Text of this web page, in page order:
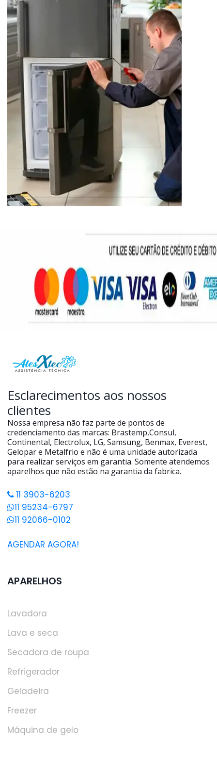
Esclarecimentos aos nossos
clientes
Nossa empresa não faz parte de pontos de
credenciamento das marcas: Brastemp,Consul,
Continental, Electrolux, LG, Samsung, Benmax, Everest,
Gelopar e Metalfrio e não é uma unidade autorizada
para realizar serviços em garantia. Somente atendemos
aparelhos que não estão na garantia da fabrica.
11 3903-6203
11 95234-6797
11 92066-0102
AGENDAR AGORA!
APARELHOS
Lavadora
Lava e seca
Secadora de roupa
Refrigerador
Geladeira
Freezer
Máquina de gelo